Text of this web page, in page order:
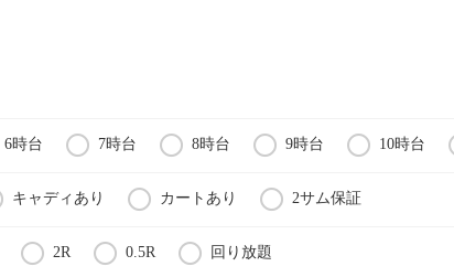
6時台 7時台 8時台 9時台 10時台
キャディあり カートあり 2サム保証
2R 0.5R 回り放題